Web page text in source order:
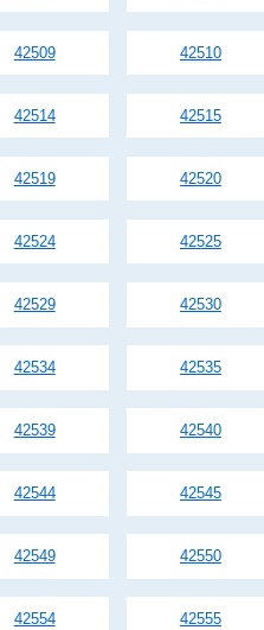
42509 42510
42514 42515
42519 42520
42524 42525
42529 42530
42534 42535
42539 42540
42544 42545
42549 42550
42554 42555